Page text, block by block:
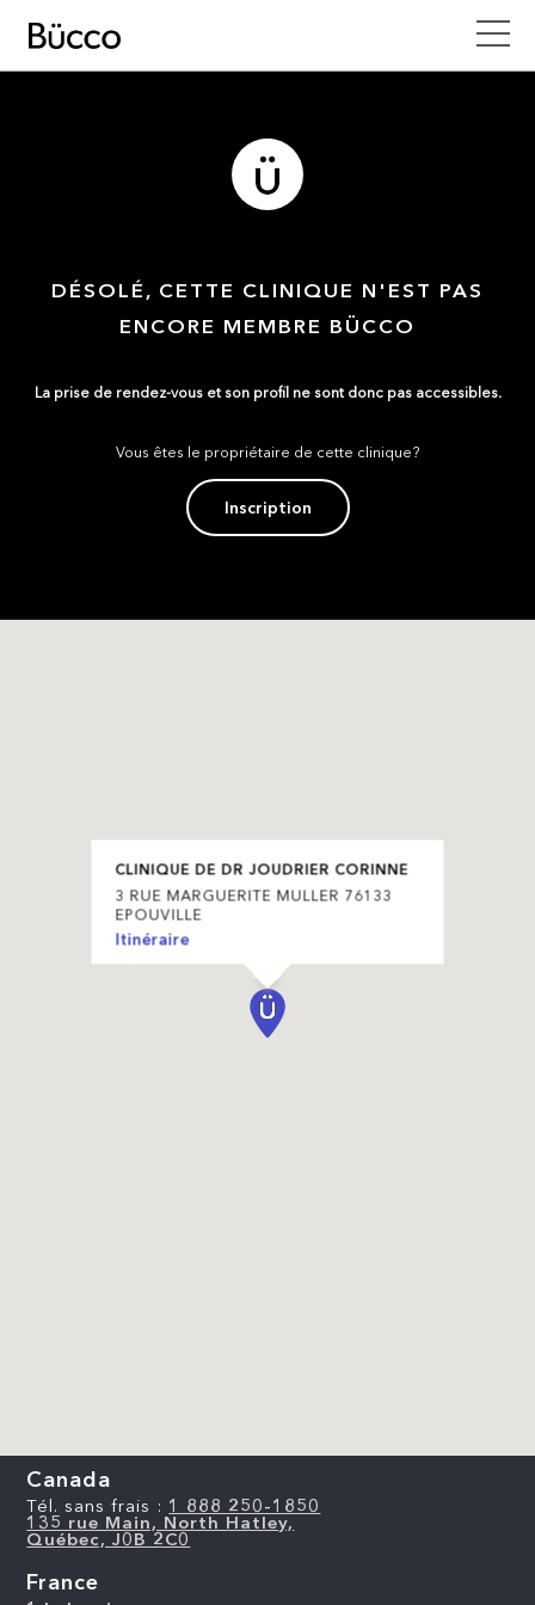
DÉSOLÉ, CETTE CLINIQUE N'EST PAS
ENCORE MEMBRE BÜCCO
La prise de rendez-vous et son profil ne sont donc pas accessibles.
Vous êtes le propriétaire de cette clinique?
Inscription
CLINIQUE DE DR JOUDRIER CORINNE
3 RUE MARGUERITE MULLER 76133
EPOUVILLE
Itinéraire
Canada
Tél. sans frais : 1 888 250-1850
135 rue Main, North Hatley,
Québec, J0B 2C0
France